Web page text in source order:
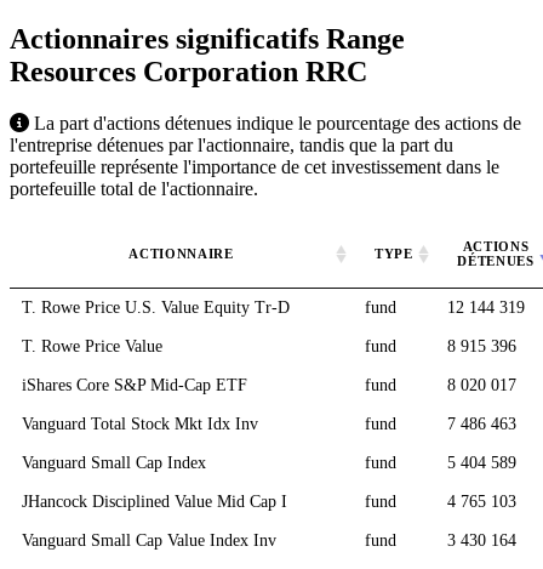
Actionnaires significatifs Range
Resources Corporation RRC
La part d'actions détenues indique le pourcentage des actions de
l'entreprise détenues par l'actionnaire, tandis que la part du
portefeuille représente l'importance de cet investissement dans le
portefeuille total de l'actionnaire.
ACTIONNAIRE TYPE
ACTIONS
DÉTENUES
T. Rowe Price U.S. Value Equity Tr-D fund 12 144 319
T. Rowe Price Value fund 8 915 396
iShares Core S&P Mid-Cap ETF fund 8 020 017
Vanguard Total Stock Mkt Idx Inv fund 7 486 463
Vanguard Small Cap Index fund 5 404 589
JHancock Disciplined Value Mid Cap I fund 4 765 103
Vanguard Small Cap Value Index Inv fund 3 430 164